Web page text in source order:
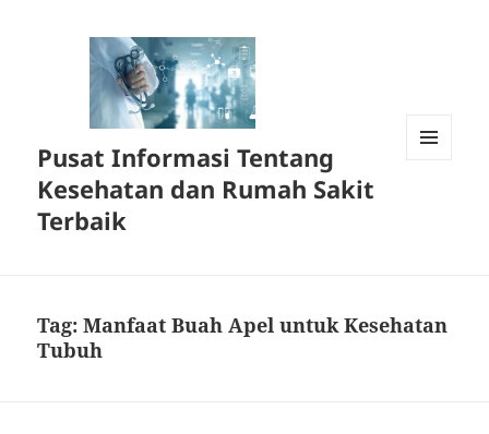
Pusat Informasi Tentang
Kesehatan dan Rumah Sakit
Terbaik
Tag:Manfaat Buah Apel untuk Kesehatan
Tubuh